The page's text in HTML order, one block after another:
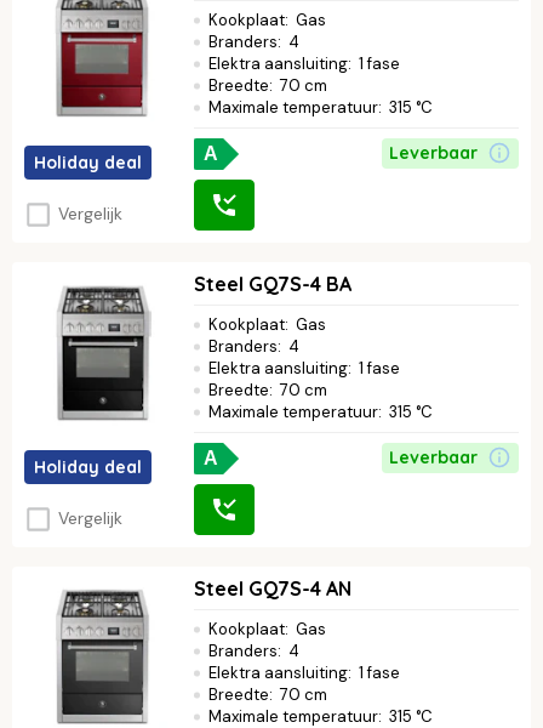
Holiday deal
Vergelijk
Kookplaat: Gas
Branders: 4
Elektra aansluiting: 1 fase
Breedte: 70 cm
Maximale temperatuur: 315 °C
A Leverbaar
Holiday deal
Vergelijk
Steel GQ7S-4 BA
Kookplaat: Gas
Branders: 4
Elektra aansluiting: 1 fase
Breedte: 70 cm
Maximale temperatuur: 315 °C
A Leverbaar
Steel GQ7S-4 AN
Kookplaat: Gas
Branders: 4
Elektra aansluiting: 1 fase
Breedte: 70 cm
Maximale temperatuur: 315 °C